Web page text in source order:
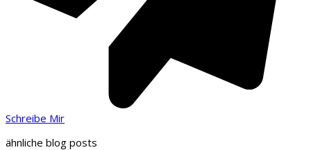
Schreibe Mir
ähnliche blog posts